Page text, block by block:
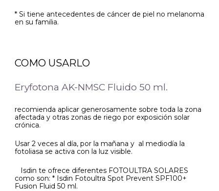
* Si tiene antecedentes de cáncer de piel no melanoma
en su familia.
COMO USARLO
Eryfotona AK-NMSC Fluido 50 ml.
recomienda aplicar generosamente sobre toda la zona
afectada y otras zonas de riego por exposición solar
crónica.
Usar 2 veces al día, por la mañana y al mediodía la
fotoliasa se activa con la luz visible.
Isdin te ofrece diferentes FOTOULTRA SOLARES
como son: * Isdin Fotoultra Spot Prevent SPF100+
Fusion Fluid 50 ml.